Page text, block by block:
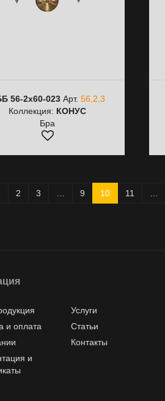
56-2х60-023 Арт.56,2,3
Коллекция: КОНУС
Бра
2 3 9 10 11
Услуги
и оплата
Статьи
Контакты
и